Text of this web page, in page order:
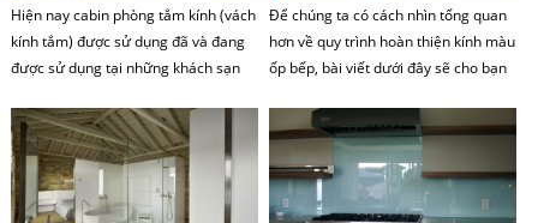
Hiện nay cabin phòng tắm kính (vách
kính tắm) được sử dụng đã và đang
được sử dụng tại những khách sạn
tầng hiện đại, những căn phòng nhà
tắm có diện tích nhỏ hẹp.
Để chúng ta có cách nhìn tổng quan
hơn về quy trình hoàn thiện kính màu
ốp bếp, bài viết dưới đây sẽ cho bạn
thi công, lên phương án xác định
được kính thước, lập bản vẽ, thi công
và lắp đặt kính bếp.